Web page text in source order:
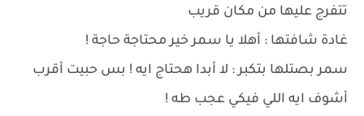
تتفرج عليها من مكان قريب
غادة شافتها : أهلا يا سمر خير محتاجة حاجة !
سمر بصتلها بتكبر : لا أبدا هحتاج ايه ! بس حبيت أقرب
أشوف ايه اللي فيكي عجب طه !